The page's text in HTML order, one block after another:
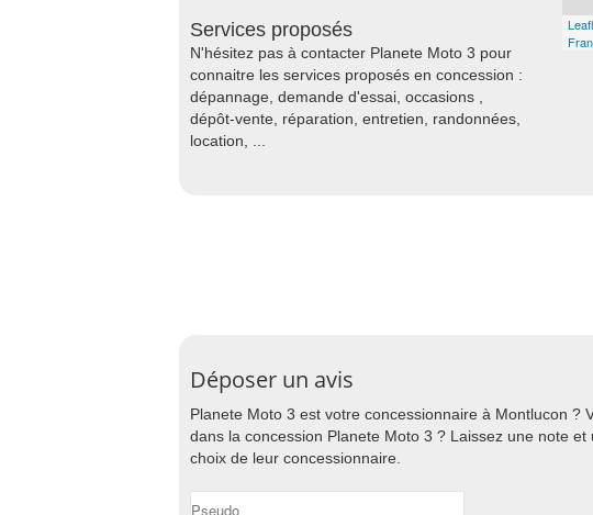
Services proposés
N'hésitez pas à contacter Planete Moto 3 pour
connaitre les services proposés en concession :
dépannage, demande d'essai, occasions ,
dépôt-vente, réparation, entretien, randonnées,
location, ...
Déposer un avis
Planete Moto 3 est votre concessionnaire à Montlucon ?
dans la concession Planete Moto 3 ? Laissez une note
choix de leur concessionnaire.